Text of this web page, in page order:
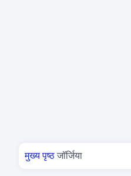
आप यहां हैं
मुख्य पृष्ठ जॉर्जिया